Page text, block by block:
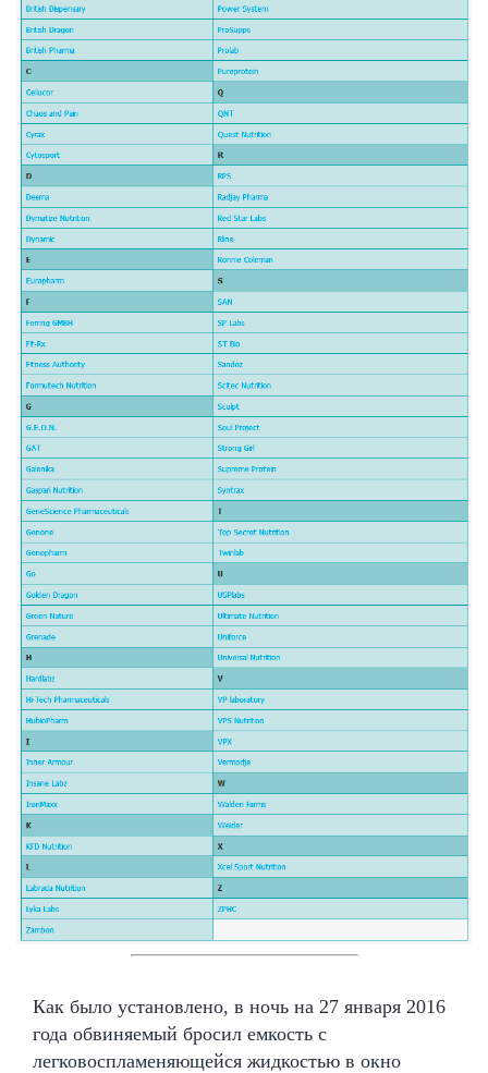
Как было установлено, в ночь на 27 января 2016
года обвиняемый бросил емкость с
легковоспламеняющейся жидкостью в окно